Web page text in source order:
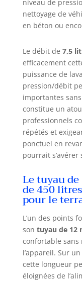
niveau de
nettoyage de
en béton ou
Le débit de 7,5
efficacement
puissance de
pression/débit
importantes
constitue un
professionnels
répétés et
ponctuel en
pourrait
Le tuyau
de 450
pour le
L’un des points
son tuyau de 12
confortable
l’appareil. Sur
cette longueur
éloignées de